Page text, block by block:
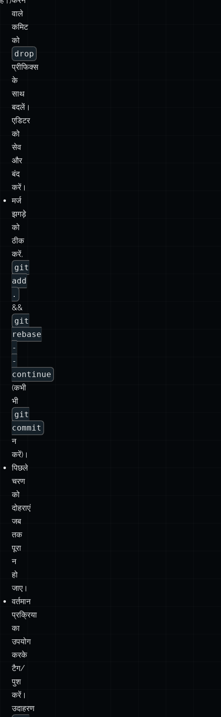
drop
प्रीफिक्स
के
साथ
बदलें।
एडिटर
को
सेव
और
बंद
करें।
मर्ज
झगड़े
को
ठीक
करें,
git
add
.
&&
git
rebase
-
-
continue
(कभी
भी
git
commit
न
करें)।
पिछले
चरण
को
दोहराएं
जब
तक
पूरा
न
हो
जाए।
वर्तमान
प्रक्रिया
का
उपयोग
करके
टैग/
पुश
करें।
उदाहरण
git
tag
-
a